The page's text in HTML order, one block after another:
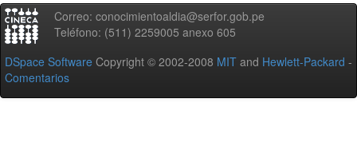
Correo: conocimientoaldia@serfor.gob.pe
Teléfono: (511) 2259005 anexo 605
DSpace Software Copyright © 2002-2008 MIT and Hewlett-Packard -
Comentarios